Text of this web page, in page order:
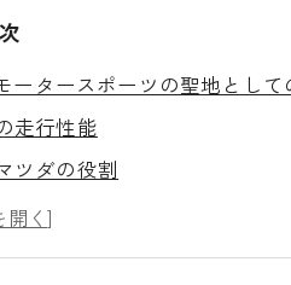
タースポーツの聖地として
走行性能
ツダの役割
囲気
を深める